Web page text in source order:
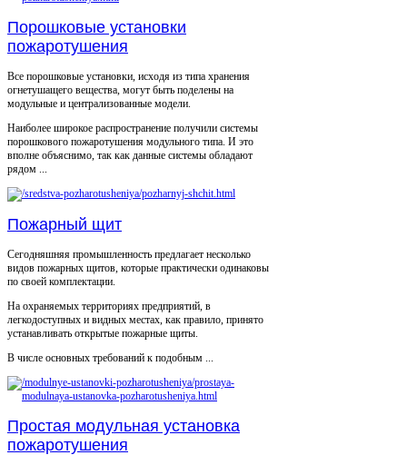
Порошковые установки
пожаротушения
Все порошковые установки, исходя из типа хранения
огнетушащего вещества, могут быть поделены на
модульные и централизованные модели.
Наиболее широкое распространение получили системы
порошкового пожаротушения модульного типа. И это
вполне объяснимо, так как данные системы обладают
рядом ...
Пожарный щит
Сегодняшняя промышленность предлагает несколько
видов пожарных щитов, которые практически одинаковы
по своей комплектации.
На охраняемых территориях предприятий, в
легкодоступных и видных местах, как правило, принято
устанавливать открытые пожарные щиты.
В числе основных требований к подобным ...
Простая модульная установка
пожаротушения